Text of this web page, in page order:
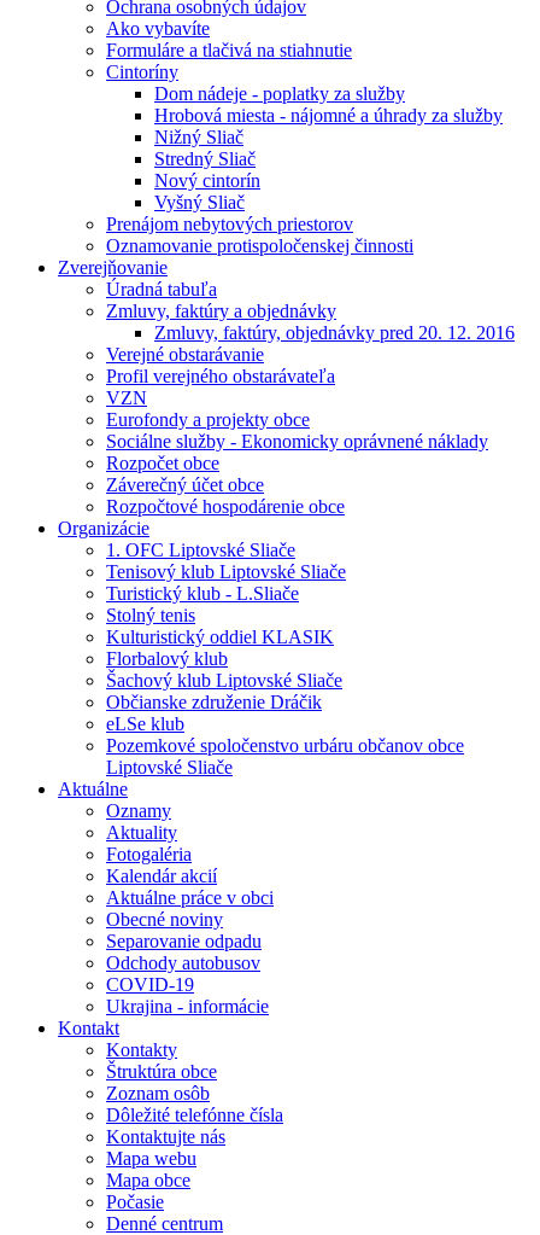
Ochrana osobných údajov
Ako vybavíte
Formuláre a tlačivá na stiahnutie
Cintoríny
Dom nádeje - poplatky za služby
Hrobová miesta - nájomné a úhrady za služby
Nižný Sliač
Stredný Sliač
Nový cintorín
Vyšný Sliač
Prenájom nebytových priestorov
Oznamovanie protispoločenskej činnosti
Zverejňovanie
Úradná tabuľa
Zmluvy, faktúry a objednávky
Zmluvy, faktúry, objednávky pred 20. 12. 2016
Verejné obstarávanie
Profil verejného obstarávateľa
VZN
Eurofondy a projekty obce
Sociálne služby - Ekonomicky oprávnené náklady
Rozpočet obce
Záverečný účet obce
Rozpočtové hospodárenie obce
Organizácie
1. OFC Liptovské Sliače
Tenisový klub Liptovské Sliače
Turistický klub - L.Sliače
Stolný tenis
Kulturistický oddiel KLASIK
Florbalový klub
Šachový klub Liptovské Sliače
Občianske združenie Dráčik
eLSe klub
Pozemkové spoločenstvo urbáru občanov obce
Liptovské Sliače
Aktuálne
Oznamy
Aktuality
Fotogaléria
Kalendár akcií
Aktuálne práce v obci
Obecné noviny
Separovanie odpadu
Odchody autobusov
COVID-19
Ukrajina - informácie
Kontakt
Kontakty
Štruktúra obce
Zoznam osôb
Dôležité telefónne čísla
Kontaktujte nás
Mapa webu
Mapa obce
Počasie
Denné centrum